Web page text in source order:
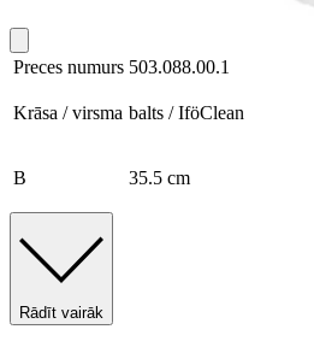
Preces numurs 503.088.00.1
Krāsa / virsma balts / IföClean
B 35.5 cm
Rādīt vairāk